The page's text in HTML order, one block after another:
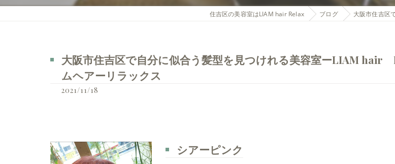
住吉区の美容室はLIAM hair Relax ブログ 大阪市住吉区
大阪市住吉区で自分に似合う髪型を見つけれる美容室ーLIAM hair
ムヘアーリラックス
2021/11/18
シアーピンク